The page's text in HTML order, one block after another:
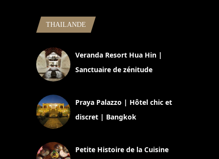
THAILANDE
Veranda Resort Hua Hin |
Sanctuaire de zénitude
Praya Palazzo | Hôtel chic et
discret | Bangkok
Petite Histoire de la Cuisine